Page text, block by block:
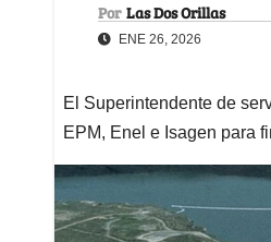
Por Las Dos Orillas
ENE 26, 2026
El Superintendente de
EPM, Enel e Isagen para